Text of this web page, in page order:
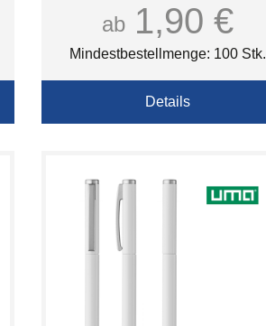
ab 1,90 €
Mindestbestellmenge: 100 Stk.
Details